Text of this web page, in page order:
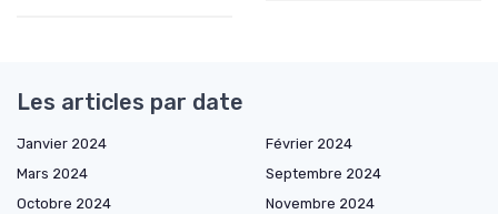
Les articles par date
Janvier 2024
Février 2024
Mars 2024
Septembre 2024
Octobre 2024
Novembre 2024